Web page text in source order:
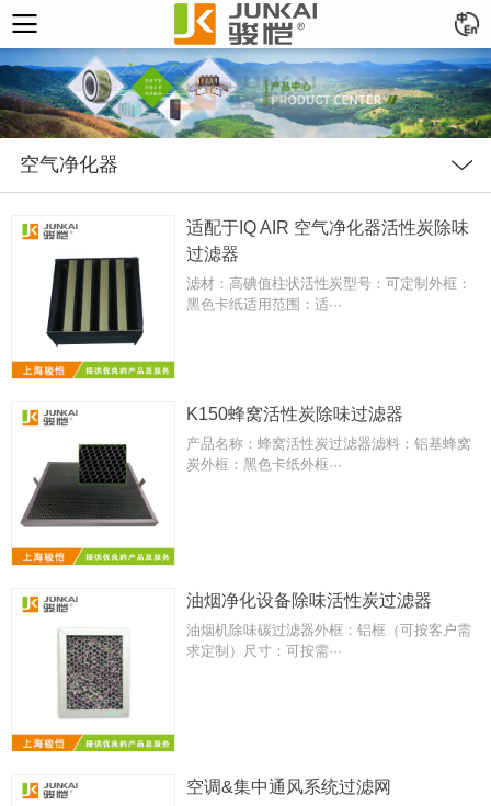
空气净化器
适配于IQ AIR 空气净化器活性炭除味
过滤器
滤材：高碘值柱状活性炭型号：可定制外框：
黑色卡纸适用范围：适···
K150蜂窝活性炭除味过滤器
产品名称：蜂窝活性炭过滤器滤料：铝基蜂窝
炭外框：黑色卡纸外框···
油烟净化设备除味活性炭过滤器
油烟机除味碳过滤器外框：铝框（可按客户需
求定制）尺寸：可按需···
空调&集中通风系统过滤网